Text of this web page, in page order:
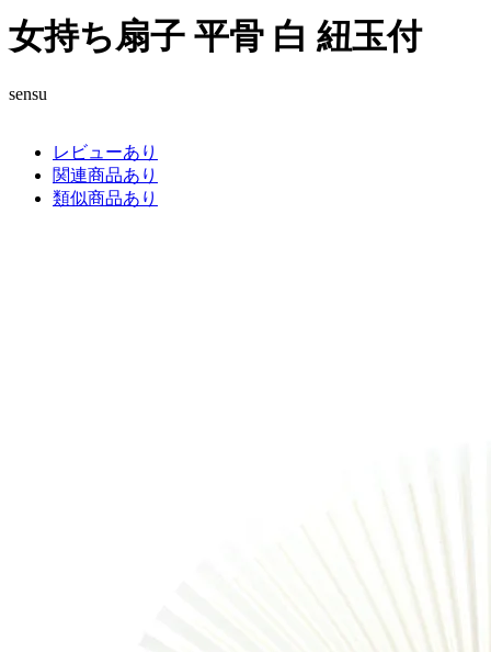
女持ち扇子 平骨 白 紐玉付
sensu
レビューあり
関連商品あり
類似商品あり